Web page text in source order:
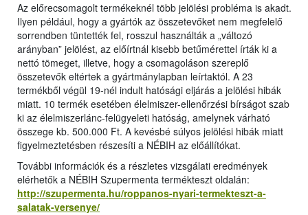
Az előrecsomagolt termékeknél több jelölési probléma is akadt.
Ilyen például, hogy a gyártók az összetevőket nem megfelelő
sorrendben tüntették fel, rosszul használták a „változó
arányban” jelölést, az előírtnál kisebb betűmérettel írták ki a
nettó tömeget, illetve, hogy a csomagoláson szereplő
összetevők eltértek a gyártmánylapban leírtaktól. A 23
termékből végül 19-nél indult hatósági eljárás a jelölési hibák
miatt. 10 termék esetében élelmiszer-ellenőrzési bírságot szab
ki az élelmiszerlánc-felügyeleti hatóság, amelynek várható
összege kb. 500.000 Ft. A kevésbé súlyos jelölési hibák miatt
figyelmeztetésben részesíti a NÉBIH az előállítókat.
További információk és a részletes vizsgálati eredmények
elérhetők a NÉBIH Szupermenta termékteszt oldalán:
http://szupermenta.hu/roppanos-nyari-termekteszt-a-
salatak-versenye/